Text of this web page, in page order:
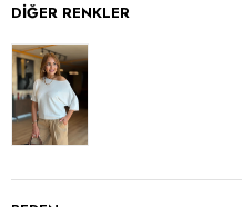
DIĞER RENKLER